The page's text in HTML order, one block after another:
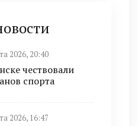
2026, 20:40
чествовали
спорта
2026, 16:47